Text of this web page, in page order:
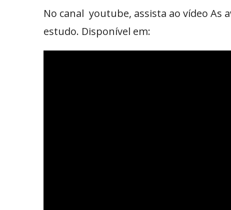
No canal youtube, assista ao vídeo As
estudo. Disponível em: